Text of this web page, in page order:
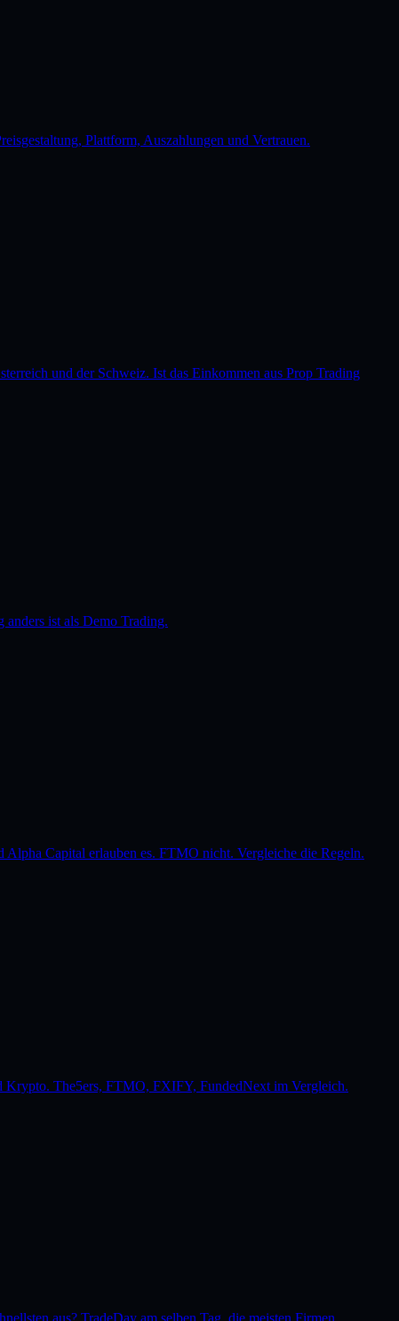
Plattform, Auszahlungen und Vertrauen.
und der Schweiz. Ist das Einkommen aus Prop Trading
ist als Demo Trading.
Capital erlauben es. FTMO nicht. Vergleiche die Regeln.
Krypto. The5ers, FTMO, FXIFY, FundedNext im Vergleich.